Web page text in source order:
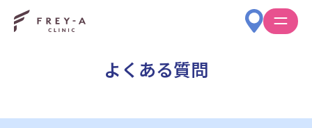
よくある質問